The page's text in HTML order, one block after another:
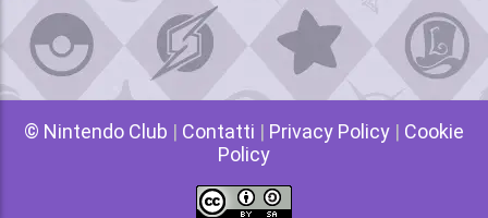
© Nintendo Club | Contatti | Privacy Policy | Cookie
Policy